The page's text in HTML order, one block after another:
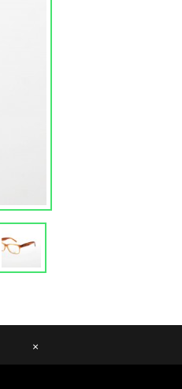
×